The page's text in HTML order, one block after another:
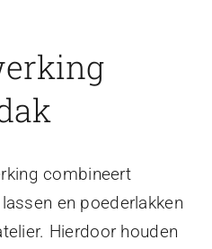
combineert
en poederlakken
Hierdoor houden